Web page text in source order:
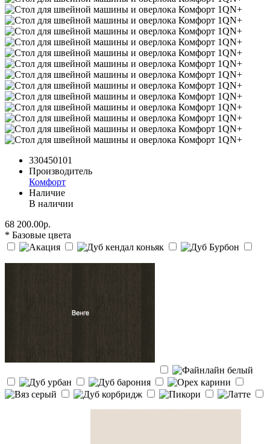
330450101
Производитель
Комфорт
Наличие
В наличии
68 200.00р.
* Базовые цвета